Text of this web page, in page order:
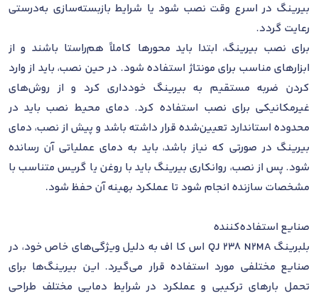
بیرینگ در اسرع وقت نصب شود یا شرایط بازبسته‌سازی به‌درستی
رعایت گردد.
برای نصب بیرینگ، ابتدا باید محورها کاملاً هم‌راستا باشند و از
ابزارهای مناسب برای مونتاژ استفاده شود. در حین نصب، باید از وارد
کردن ضربه مستقیم به بیرینگ خودداری کرد و از روش‌های
غیرمکانیکی برای نصب استفاده کرد. دمای محیط نصب باید در
محدوده استاندارد تعیین‌شده قرار داشته باشد و پیش از نصب، دمای
بیرینگ در صورتی که نیاز باشد، باید به دمای عملیاتی آن رسانده
شود. پس از نصب، روانکاری بیرینگ باید با روغن یا گریس متناسب با
مشخصات سازنده انجام شود تا عملکرد بهینه آن حفظ شود.
صنایع استفاده‌کننده
بلبرینگ QJ 238 N2MA اس کا اف به دلیل ویژگی‌های خاص خود، در
صنایع مختلفی مورد استفاده قرار می‌گیرد. این بیرینگ‌ها برای
تحمل بارهای ترکیبی و عملکرد در شرایط دمایی مختلف طراحی